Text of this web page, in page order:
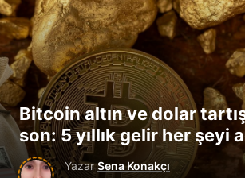
Bitcoin altın ve dolar
son: 5 yıllık gelir her şeyi
YazarSena Konakçı